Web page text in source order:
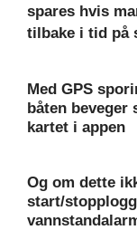
UnoTrack™ -
UnoTrack™ -
TrackEye® EU
TrackEye® DK
Kunder
spares hvis
tilbake i tid på
Med GPS
båten beveger
kartet i appen
Og om dette
start/